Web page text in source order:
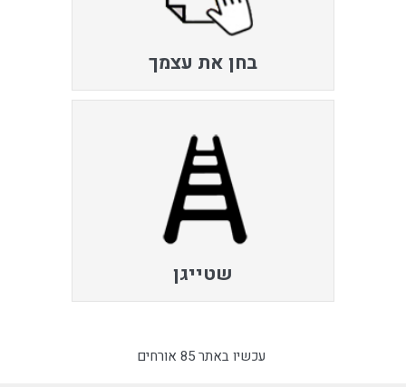
בחן את עצמך
שטייגן
עכשיו באתר 85 אורחים